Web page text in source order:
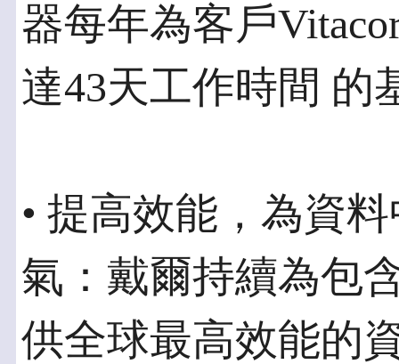
器每年為客戶
達43天工作時間 的
• 提高效能，為資
氣：戴爾持續為包
供全球最高效能的